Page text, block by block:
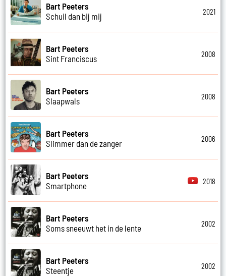
Bart Peeters
Schuil dan bij mij
2021
Bart Peeters
Sint Franciscus
2008
Bart Peeters
Slaapwals
2008
Bart Peeters
Slimmer dan de zanger
2006
Bart Peeters
Smartphone
2018
Bart Peeters
Soms sneeuwt het in de lente
2002
Bart Peeters
Steentje
2002